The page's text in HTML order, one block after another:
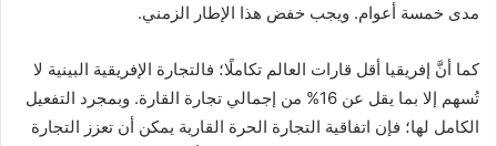
مدى خمسة أعوام. ويجب خفض هذا الإطار الزمني.
كما أنَّ إفريقيا أقل قارات العالم تكاملًا؛ فالتجارة الإفريقية البينية لا
تُسهم إلا بما يقل عن 16% من إجمالي تجارة القارة. وبمجرد التفعيل
الكامل لها؛ فإن اتفاقية التجارة الحرة القارية يمكن أن تعزز التجارة